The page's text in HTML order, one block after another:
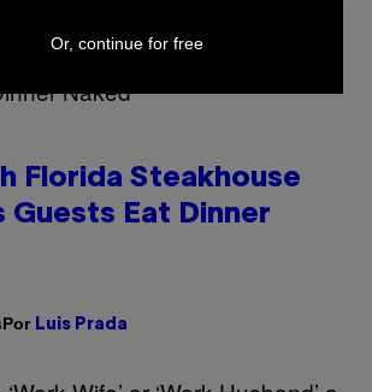
Florida Steakhouse
Guests Eat Dinner
Por Luis Prada
Or, continue for free